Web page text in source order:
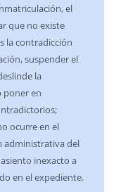
el
que no existe
la contradicción
suspender el
la
poner en
ocurre en el
administrativa del
inexacto a
en el expediente.